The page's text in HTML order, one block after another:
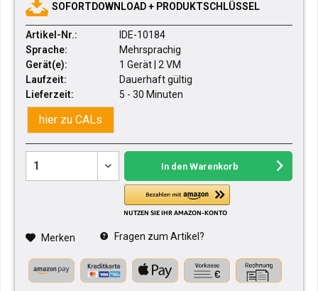
SOFORTDOWNLOAD + PRODUKTSCHLÜSSEL
Artikel-Nr.:
IDE-10184
Sprache:
Mehrsprachig
Gerät(e):
1 Gerät | 2 VM
Laufzeit:
Dauerhaft gültig
Lieferzeit:
5 - 30 Minuten
hier zu CALs
In den Warenkorb
Merken Fragen zum Artikel?